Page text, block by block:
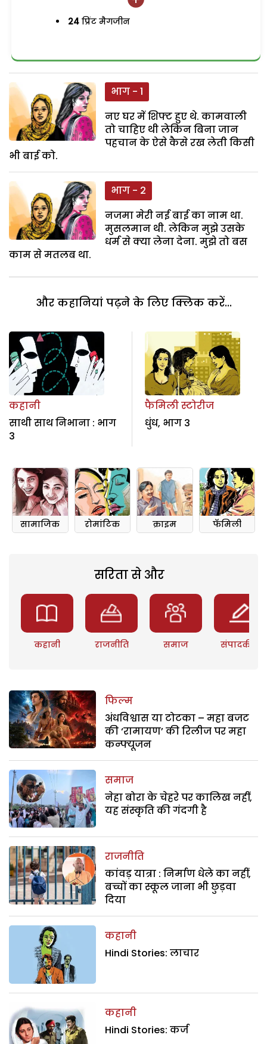
24 प्रिंट मैगजीन
भाग - 1
नए घर में शिफ्ट हुए थे. कामवाली
तो चाहिए थी लेकिन बिना जान
पहचान के ऐसे कैसे रख लेती किसी
भी बाई को.
भाग - 2
नजमा मेरी नई बाई का नाम था.
मुसलमान थी. लेकिन मुझे उसके
धर्म से क्या लेना देना. मुझे तो बस
काम से मतलब था.
और कहानियां पढ़ने के लिए क्लिक करें...
कहानी
साथी साथ निभाना : भाग
3
फैमिली स्टोरीज
धुंध, भाग 3
सामाजिक रोमांटिक क्राइम फॅमिली
सरिता से और
कहानी राजनीति समाज संपादकीय
फिल्म
अंधविश्वास या टोटका – महा बजट
की ‘रामायण’ की रिलीज पर महा
कन्फ्यूजन
समाज
नेहा बोरा के चेहरे पर कालिख नहीं,
यह संस्कृति की गंदगी है
राजनीति
कांवड़ यात्रा : निर्माण धेले का नहीं,
बच्चों का स्कूल जाना भी छुड़वा
दिया
कहानी
Hindi Stories: लाचार
कहानी
Hindi Stories: कर्ज